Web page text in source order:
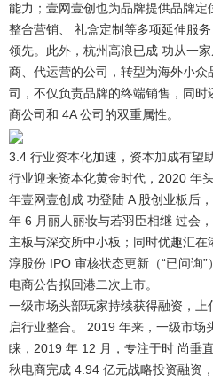
能力；壹网壹创也为品牌提供品牌定
整合营销、 礼盒定制等多项延伸服
领先。此外，杭州高浪已成 功从一
商、代运营的公司，转型为海外小
司，不仅负责品牌的终端销售，同
商公司和 4A 公司的双重属性。
3.4 行业资本化加速，资本加成有望
行业迎来资本化黄金时代，2020 年
年壹网壹创成 功登陆 A 股创业板后
年 6 月丽人丽妆与若羽臣相继 过会
主板与深交所中小板；同时优趣汇
淳股份 IPO 审核状态更新（“已问询
电商公告拟回港二次上市。
一级市场头部玩家持续获得融资，
启行业整合。 2019 年来，一级市场
睐，2019 年 12 月，专注于时 尚垂
秋电商完成 4.94 亿元战略投资融资